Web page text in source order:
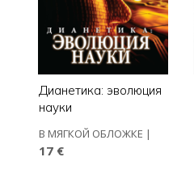
Дианетика: эволюция
науки
В МЯГКОЙ ОБЛОЖКЕ |
17 €